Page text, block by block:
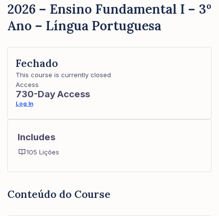
2026 – Ensino Fundamental I – 3º
Ano – Língua Portuguesa
Conteúdo do Course
Fechado
This course is currently closed
Access
730-Day Access
Log In
Includes
105 Lições